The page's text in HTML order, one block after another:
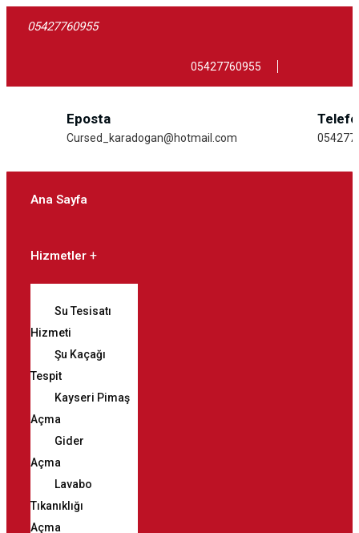
05427760955
05427760955
Eposta
Cursed_karadogan@hotmail.com
Ana Sayfa
Hizmetler
Su Tesisatı
Hizmeti
Şu Kaçağı
Tespit
Kayseri Pimaş
Açma
Gider
Açma
Lavabo
Tıkanıklığı
Açma